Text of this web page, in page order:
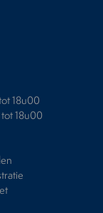
18u00
18u00